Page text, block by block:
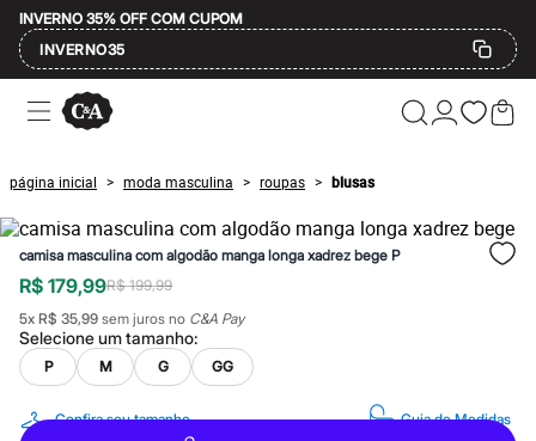
INVERNO 35% OFF COM CUPOM
INVERNO35
Ofertas
Compre por Departamento
Masculino
Infantil
Calçados
Mindse7
Plus Size
Até 20% off
Até 40% off
Até 60% off
A partir de 60% off
Feminino
Em alta
Inverno
Alfaiataria
página inicial > moda masculina > roupas > blusas
camisa masculina com algodão manga longa xadrez bege P
R$ 179,99R$ 199,99
5x R$ 35,99 sem juros no C&A Pay
Selecione umtamanho:
P M G GG
Confira seu tamanho Guia de Medidas